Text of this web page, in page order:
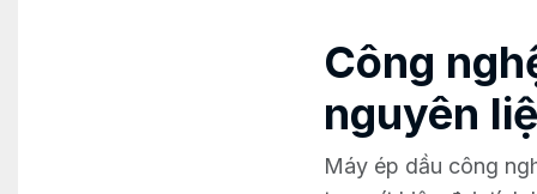
Công
nguyên
Máy ép dầu công